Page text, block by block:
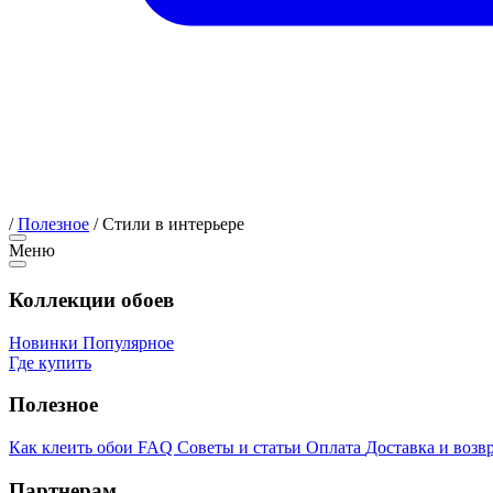
/Полезное /Стили в интерьере
Меню
Коллекции обоев
Новинки Популярное
Где купить
Полезное
Как клеить обои FAQ Советы и статьи Оплата Доставка и